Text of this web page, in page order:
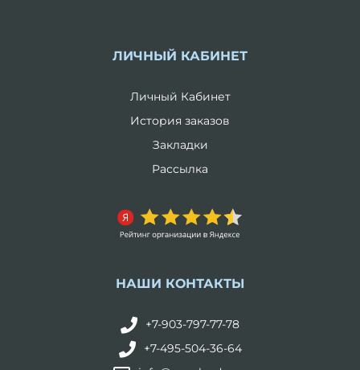
ЛИЧНЫЙ КАБИНЕТ
Личный Кабинет
История заказов
Закладки
Рассылка
НАШИ КОНТАКТЫ
+7-903-797-77-78
+7-495-504-36-64